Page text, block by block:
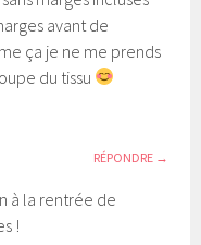
avant de
ça je ne me prends
du tissu
RÉPONDRE
à la rentrée de
!